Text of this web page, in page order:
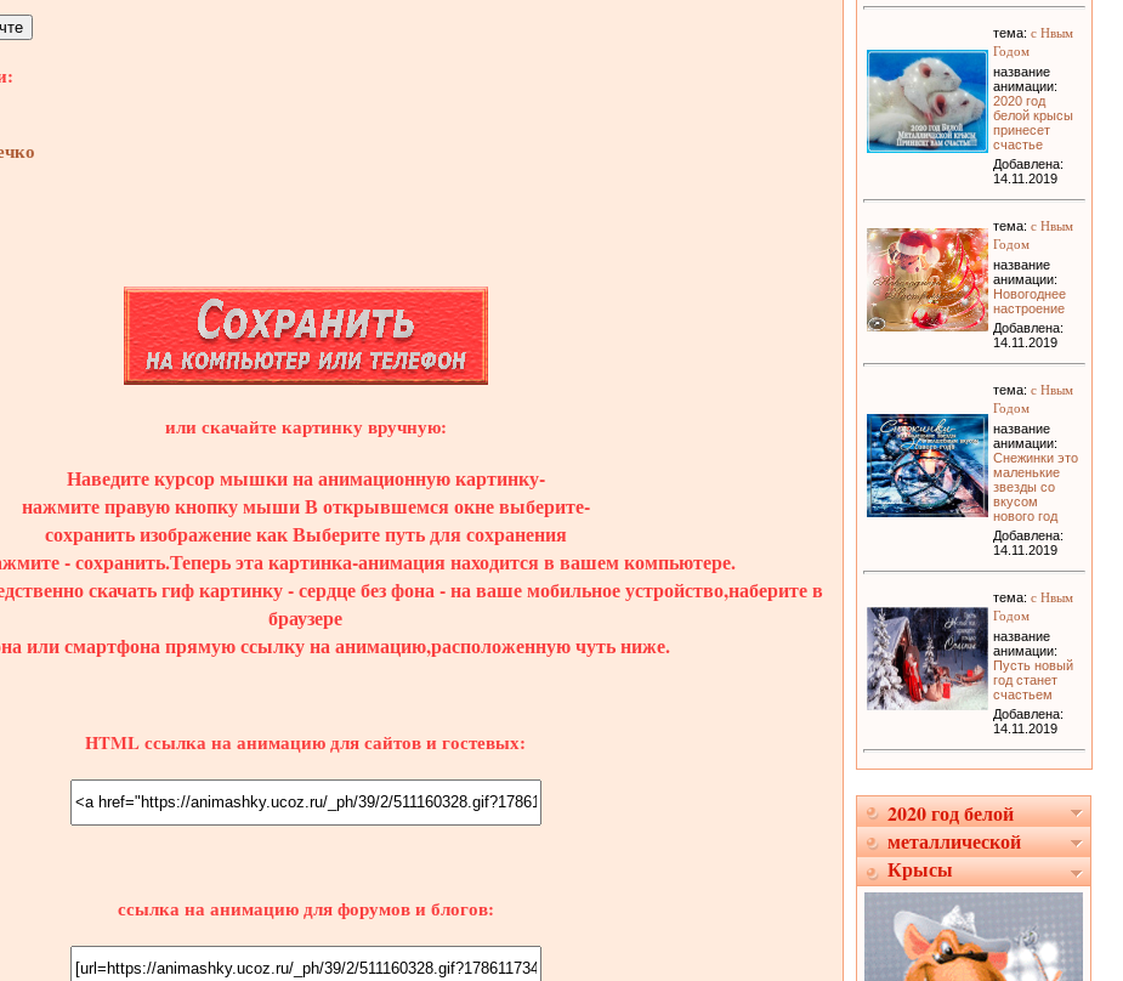
или скачайте картинку вручную:
Наведите курсор мышки на анимационную картинку-
нажмите правую кнопку мыши В открывшемся окне выберите-
сохранить изображение как Выберите путь для сохранения
- сохранить.Теперь эта картинка-анимация находится в вашем компьютере.
скачать гиф картинку - сердце без фона - на ваше мобильное устройство,наберите в
браузере
или смартфона прямую ссылку на анимацию,расположенную чуть ниже.
HTML ссылка на анимацию для сайтов и гостевых:
ссылка на анимацию для форумов и блогов:
тема: с Нвым
Годом
название
анимации:
2020 год
белой крысы
принесет
счастье
Добавлена:
14.11.2019
тема: с Нвым
Годом
название
анимации:
Новогоднее
настроение
Добавлена:
14.11.2019
тема: с Нвым
Годом
название
анимации:
Снежинки это
маленькие
звезды со
вкусом
нового год
Добавлена:
14.11.2019
тема: с Нвым
Годом
название
анимации:
Пусть новый
год станет
счастьем
Добавлена:
14.11.2019
2020 год белой
металлической
Крысы